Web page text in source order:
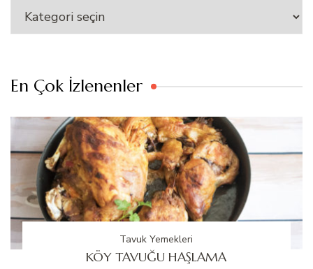
Kategoriler
En Çok İzlenenler
Tavuk Yemekleri
KÖY TAVUĞU HAŞLAMA